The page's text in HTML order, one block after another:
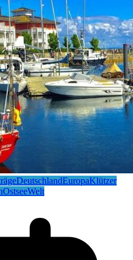
DeutschlandEuropaKlützer
OstseeWelt